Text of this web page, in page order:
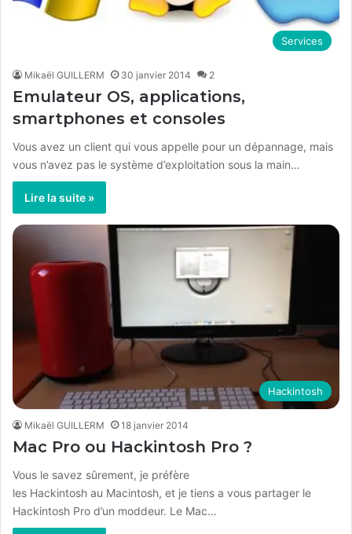
Services
Mikaël GUILLERM 30 janvier 2014 2
Emulateur OS, applications,
smartphones et consoles
Vous avez un client qui vous appelle pour un dépannage, mais
vous n’avez pas le système d’exploitation sous la main…
Lire la suite »
Hackintosh
Mikaël GUILLERM 18 janvier 2014
Mac Pro ou Hackintosh Pro ?
Vous le savez sûrement, je préfère
les Hackintosh au Macintosh, et je tiens a vous partager le
Hackintosh Pro d’un moddeur. Le Mac…